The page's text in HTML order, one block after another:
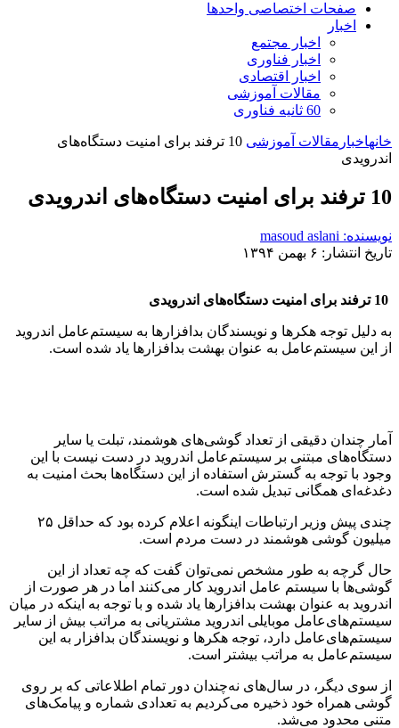
صفحات اختصاصی واحدها
اخبار
اخبار مجتمع
اخبار فناوری
اخبار اقتصادی
مقالات آموزشی
60 ثانیه فناوری
خانهاخبار مقالات آموزشی
10 ترفند برای امنیت دستگاه‌های
اندرویدی
10 ترفند برای امنیت دستگاه‌های اندرویدی
نویسنده: masoud aslani
تاریخ انتشار: ۶ بهمن ۱۳۹۴
به دلیل توجه هکرها و نویسندگان بدافزارها به سیستم‌عامل اندروید
از این سیستم‌عامل به عنوان بهشت بدافزارها یاد شده است.
آمار چندان دقیقی از تعداد گوشی‌های هوشمند، تبلت یا سایر
دستگاه‌های مبتنی بر سیستم‌عامل اندروید در دست نیست با این
وجود با توجه به گسترش استفاده از این دستگاه‌ها بحث امنیت به
دغدغه‌ای همگانی تبدیل شده است.
چندی پیش وزیر ارتباطات اینگونه اعلام کرده بود که حداقل ۲۵
میلیون گوشی هوشمند در دست مردم است.
حال گرچه به طور مشخص نمی‌توان گفت که چه تعداد از این
گوشی‌ها با سیستم عامل اندروید کار می‌کنند اما در هر صورت از
اندروید به عنوان بهشت بدافزارها یاد شده و با توجه به اینکه در میان
سیستم‌های‌عامل موبایلی اندروید مشتریانی به مراتب بیش از سایر
سیستم‌های‌عامل دارد، توجه هکرها و نویسندگان بدافزار به این
سیستم‌عامل به مراتب بیشتر است.
از سوی دیگر، در سال‌های نه‌چندان دور تمام اطلاعاتی که بر روی
گوشی همراه خود ذخیره می‌کردیم به تعدادی شماره و پیامک‌های
متنی محدود می‌شد.